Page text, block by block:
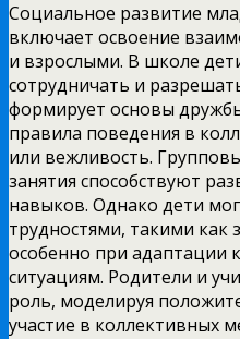
Социальное развитие
включает освоение
и взрослыми. В школе
сотрудничать и
формирует основы
правила поведения в
или вежливость.
занятия способствуют
навыков. Однако дети
трудностями, такими как
особенно при адаптации
ситуациям. Родители и
роль, моделируя
участие в коллективных